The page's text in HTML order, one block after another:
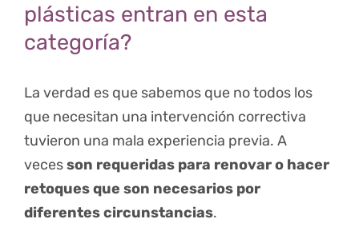
plásticas entran en esta
categoría?
La verdad es que sabemos que no todos los
que necesitan una intervención correctiva
tuvieron una mala experiencia previa. A
vecesson requeridas para renovar o hacer
retoques que son necesarios por
diferentes circunstancias.